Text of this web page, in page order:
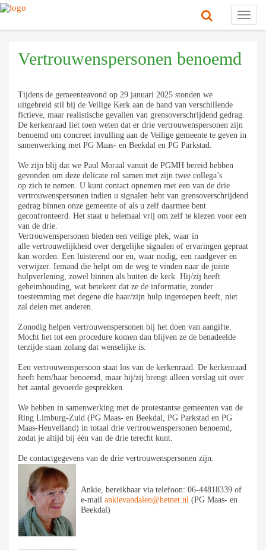
Vertrouwenspersonen benoemd
Tijdens de gemeenteavond op 29 januari 2025 stonden we
uitgebreid stil bij de Veilige Kerk aan de hand van verschillende
fictieve, maar realistische gevallen van grensoverschrijdend gedrag.
De kerkenraad liet toen weten dat er drie vertrouwenspersonen zijn
benoemd om concreet invulling aan de Veilige gemeente te geven in
samenwerking met PG Maas- en Beekdal en PG Parkstad.
We zijn blij dat we Paul Moraal vanuit de PGMH bereid hebben
gevonden om deze delicate rol samen met zijn twee collega’s
op zich te nemen. U kunt contact opnemen met een van de drie
vertrouwenspersonen indien u signalen hebt van grensoverschrijdend
gedrag binnen onze gemeente of als u zelf daarmee bent
geconfronteerd. Het staat u helemaal vrij om zelf te kiezen voor een
van de drie.
Vertrouwenspersonen bieden een veilige plek, waar in
alle vertrouwelijkheid over dergelijke signalen of ervaringen gepraat
kan worden. Een luisterend oor en, waar nodig, een raadgever en
verwijzer. Iemand die helpt om de weg te vinden naar de juiste
hulpverlening, zowel binnen als buiten de kerk. Hij/zij heeft
geheimhouding, wat betekent dat ze de informatie, zonder
toestemming met degene die haar/zijn hulp ingeroepen heeft, niet
zal delen met anderen.
Zonodig helpen vertrouwenspersonen bij het doen van aangifte.
Mocht het tot een procedure komen dan blijven ze de benadeelde
terzijde staan zolang dat wenselijke is.
Een vertrouwenspersoon staat los van de kerkenraad. De kerkenraad
heeft hem/haar benoemd, maar hij/zij brengt alleen verslag uit over
het aantal gevoerde gesprekken.
We hebben in samenwerking met de protestantse gemeenten van de
Ring Limburg-Zuid (PG Maas- en Beekdal, PG Parkstad en PG
Maas-Heuvelland) in totaal drie vertrouwenspersonen benoemd,
zodat je altijd bij één van de drie terecht kunt.
De contactgegevens van de drie vertrouwenspersonen zijn:
Ankie, bereikbaar via telefoon: 06-44818339 of
e-mail ankievandalen@hetnet.nl (PG Maas- en
Beekdal)